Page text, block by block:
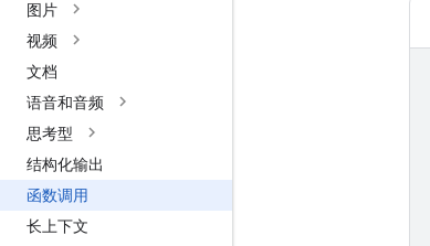
图片
视频
文档
语音和音频
思考型
结构化输出
函数调用
长上下文